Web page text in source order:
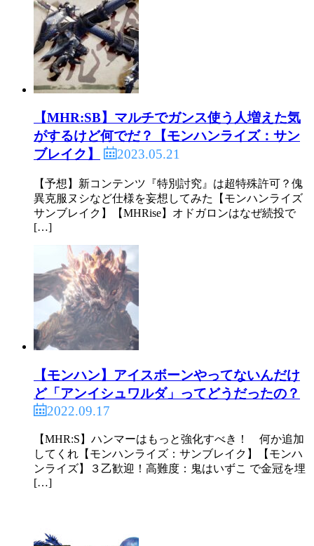
【MHR:SB】マルチでガンス使う人増えた気
がするけど何でだ？【モンハンライズ：サン
ブレイク】
2023.05.21
【予想】新コンテンツ『特別討究』は超特殊許可？傀
異克服ヌシなど仕様を妄想してみた【モンハンライズ
サンブレイク】【MHRise】オドガロンはなぜ続投で
[…]
【モンハン】アイスボーンやってないんだけ
ど「アンイシュワルダ」ってどうだったの？
2022.09.17
【MHR:S】ハンマーはもっと強化すべき！ 何か追加
してくれ【モンハンライズ：サンブレイク】【モンハ
ンライズ】３乙歓迎！高難度：鬼はいずこ で金冠を埋
[…]